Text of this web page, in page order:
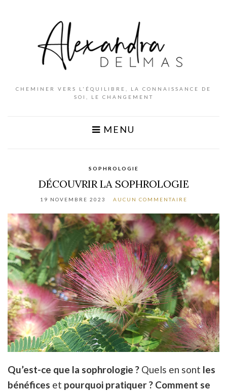
CHEMINER VERS L'ÉQUILIBRE, LA CONNAISSANCE DE
SOI, LE CHANGEMENT
MENU
SOPHROLOGIE
DÉCOUVRIR LA SOPHROLOGIE
19 NOVEMBRE 2023 AUCUN COMMENTAIRE
Qu’est-ce que la sophrologie ? Quels en sont les
bénéfices et pourquoi pratiquer ? Comment se